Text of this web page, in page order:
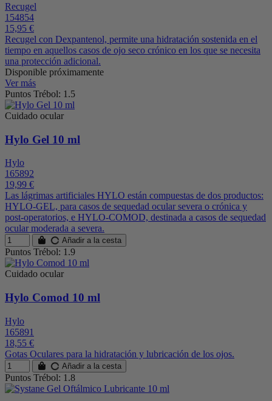
Recugel
154854
15,95 €
Recugel con Dexpantenol, permite una hidratación sostenida en el
tiempo en aquellos casos de ojo seco crónico en los que se necesita
una protección adicional.
Disponible próximamente
Ver más
Puntos Trébol: 1.5
Cuidado ocular
Hylo Gel 10 ml
Hylo
165892
19,99 €
Las lágrimas artificiales HYLO están compuestas de dos productos:
HYLO-GEL, para casos de sequedad ocular severa o crónica y
post-operatorios, e HYLO-COMOD, destinada a casos de sequedad
ocular moderada a severa.
Añadir a la cesta
Puntos Trébol: 1.9
Cuidado ocular
Hylo Comod 10 ml
Hylo
165891
18,55 €
Gotas Oculares para la hidratación y lubricación de los ojos.
Añadir a la cesta
Puntos Trébol: 1.8